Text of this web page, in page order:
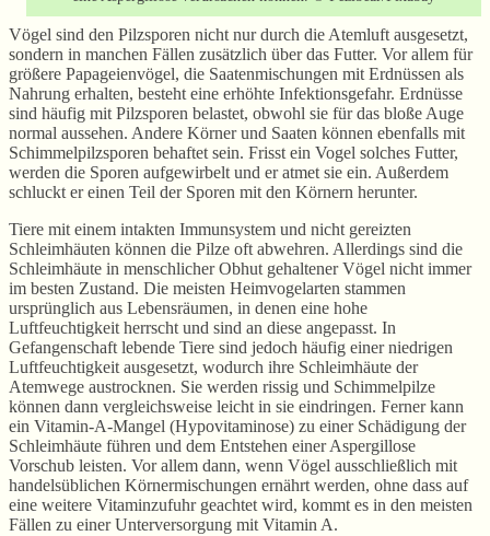
Vögel sind den Pilzsporen nicht nur durch die Atemluft ausgesetzt,
sondern in manchen Fällen zusätzlich über das Futter. Vor allem für
größere Papageienvögel, die Saatenmischungen mit Erdnüssen als
Nahrung erhalten, besteht eine erhöhte Infektionsgefahr. Erdnüsse
sind häufig mit Pilzsporen belastet, obwohl sie für das bloße Auge
normal aussehen. Andere Körner und Saaten können ebenfalls mit
Schimmelpilzsporen behaftet sein. Frisst ein Vogel solches Futter,
werden die Sporen aufgewirbelt und er atmet sie ein. Außerdem
schluckt er einen Teil der Sporen mit den Körnern herunter.
Tiere mit einem intakten Immunsystem und nicht gereizten
Schleimhäuten können die Pilze oft abwehren. Allerdings sind die
Schleimhäute in menschlicher Obhut gehaltener Vögel nicht immer
im besten Zustand. Die meisten Heimvogelarten stammen
ursprünglich aus Lebensräumen, in denen eine hohe
Luftfeuchtigkeit herrscht und sind an diese angepasst. In
Gefangenschaft lebende Tiere sind jedoch häufig einer niedrigen
Luftfeuchtigkeit ausgesetzt, wodurch ihre Schleimhäute der
Atemwege austrocknen. Sie werden rissig und Schimmelpilze
können dann vergleichsweise leicht in sie eindringen. Ferner kann
ein Vitamin-A-Mangel (Hypovitaminose) zu einer Schädigung der
Schleimhäute führen und dem Entstehen einer Aspergillose
Vorschub leisten. Vor allem dann, wenn Vögel ausschließlich mit
handelsüblichen Körnermischungen ernährt werden, ohne dass auf
eine weitere Vitaminzufuhr geachtet wird, kommt es in den meisten
Fällen zu einer Unterversorgung mit Vitamin A.